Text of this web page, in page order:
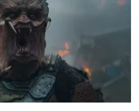
UTAZÁS
DESIGN
ARCOK
TÖRTÉNETEK